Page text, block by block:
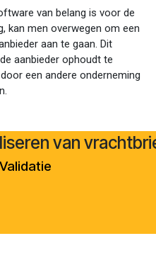
van belang is voor de
kan men overwegen om een
aan te gaan. Dit
aanbieder ophoudt te
een andere onderneming
van